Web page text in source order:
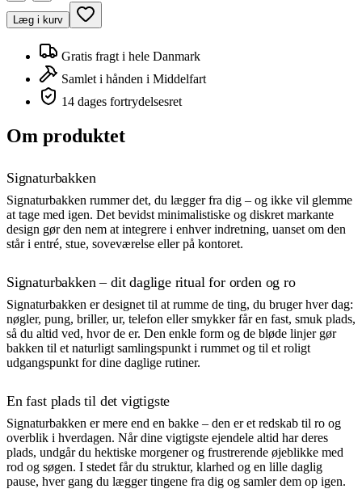
Læg i kurv
Gratis fragt i hele Danmark
Samlet i hånden i Middelfart
14 dages fortrydelsesret
Om produktet
Signaturbakken
Signaturbakken rummer det, du lægger fra dig – og ikke vil glemme
at tage med igen. Det bevidst minimalistiske og diskret markante
design gør den nem at integrere i enhver indretning, uanset om den
står i entré, stue, soveværelse eller på kontoret.
Signaturbakken – dit daglige ritual for orden og ro
Signaturbakken er designet til at rumme de ting, du bruger hver dag:
nøgler, pung, briller, ur, telefon eller smykker får en fast, smuk plads,
så du altid ved, hvor de er. Den enkle form og de bløde linjer gør
bakken til et naturligt samlingspunkt i rummet og til et roligt
udgangspunkt for dine daglige rutiner.
En fast plads til det vigtigste
Signaturbakken er mere end en bakke – den er et redskab til ro og
overblik i hverdagen. Når dine vigtigste ejendele altid har deres
plads, undgår du hektiske morgener og frustrerende øjeblikke med
rod og søgen. I stedet får du struktur, klarhed og en lille daglig
pause, hver gang du lægger tingene fra dig og samler dem op igen.